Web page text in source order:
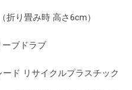
り畳み時 高さ6cm）
ブドラブ
ド リサイクルプラスチック